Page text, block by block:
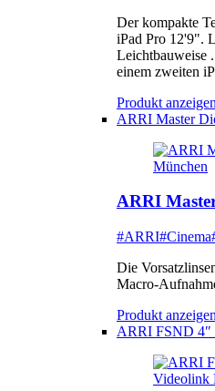
Der kompakte
iPad Pro 12'9".
Leichtbauweise
einem zweiten
Produkt anzeigen
ARRI Master
ARRI
#ARRI#Cinema
Die
Macro-
Produkt anzeigen
ARRI FSND 4″